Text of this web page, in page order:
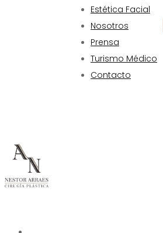
Estética Facial
Nosotros
Prensa
Turismo Médico
Contacto